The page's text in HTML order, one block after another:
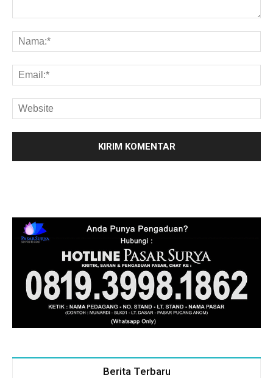
Berita Terbaru